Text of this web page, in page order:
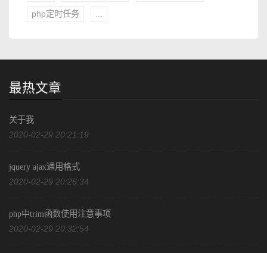
php定时任务
最热文章
关于我
2020-02-29 20:21:19
jquery ajax通用格式
2020-02-29 20:26:34
php中trim函数使用注意事项
2020-02-29 20:32:54